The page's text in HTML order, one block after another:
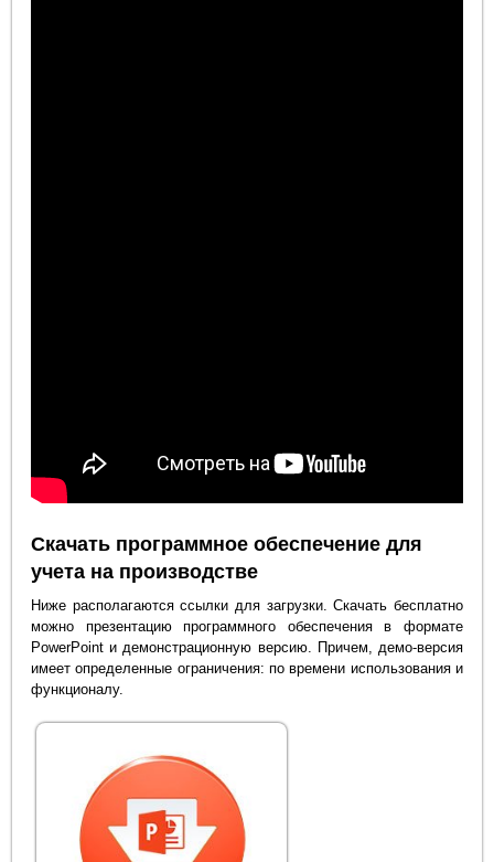
Скачать программное обеспечение для
учета на производстве
Ниже располагаются ссылки для загрузки. Скачать бесплатно
можно презентацию программного обеспечения в формате
PowerPoint и демонстрационную версию. Причем, демо-версия
имеет определенные ограничения: по времени использования и
функционалу.